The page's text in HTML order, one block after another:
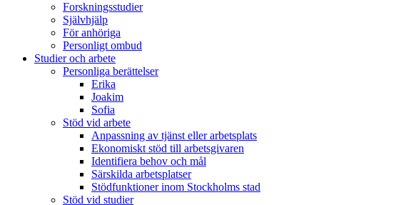
Forskningsstudier
Självhjälp
För anhöriga
Personligt ombud
Studier och arbete
Personliga berättelser
Erika
Joakim
Sofia
Stöd vid arbete
Anpassning av tjänst eller arbetsplats
Ekonomiskt stöd till arbetsgivaren
Identifiera behov och mål
Särskilda arbetsplatser
Stödfunktioner inom Stockholms stad
Stöd vid studier